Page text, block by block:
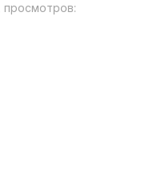
просмотров: